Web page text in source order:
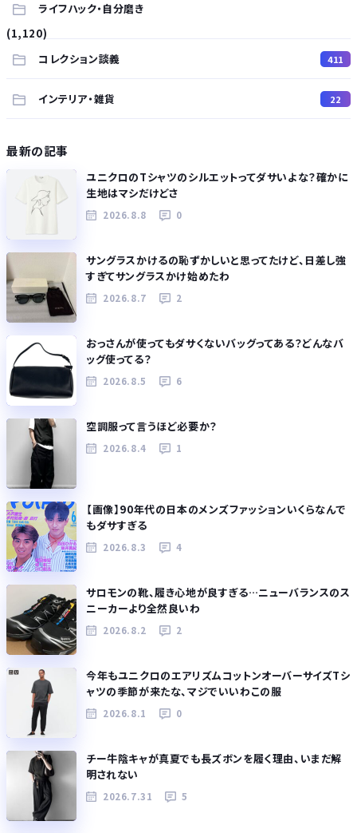
ライフハック・自分磨き
(1,120)
コレクション談義
411
インテリア・雑貨 22
最新の記事
ユニクロのTシャツのシルエットってダサいよな？確かに
生地はマシだけどさ
2026.8.8 0
サングラスかけるの恥ずかしいと思ってたけど、日差し強
すぎてサングラスかけ始めたわ
2026.8.7 2
おっさんが使ってもダサくないバッグってある？どんなバ
ッグ使ってる？
2026.8.5 6
空調服って言うほど必要か？
2026.8.4 1
【画像】90年代の日本のメンズファッションいくらなんで
もダサすぎる
2026.8.3 4
サロモンの靴、履き心地が良すぎる…ニューバランスのス
ニーカーより全然良いわ
2026.8.2 2
今年もユニクロのエアリズムコットンオーバーサイズTシ
ャツの季節が来たな、マジでいいわこの服
2026.8.1 0
チー牛陰キャが真夏でも長ズボンを履く理由、いまだ解
明されない
2026.7.31 5